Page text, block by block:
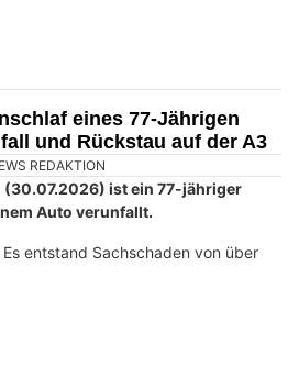
eines 77-Jährigen
und Rückstau auf der A3
REDAKTION
ist ein 77-jähriger
Auto verunfallt.
entstand Sachschaden von über